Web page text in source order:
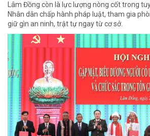
Lâm Đồng còn là lực lượng nòng cốt trong
Nhân dân chấp hành pháp luật, tham gia
giữ gìn an ninh, trật tự ngay từ cơ sở.